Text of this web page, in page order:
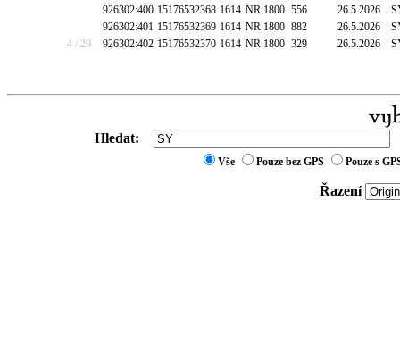
926302:400 15176532368 1614 NR 1800 556 26.5.2026
926302:401 15176532369 1614 NR 1800 882 26.5.2026
4 / 29
926302:402 15176532370 1614 NR 1800 329 26.5.2026
Hledat:
Vše Pouze bez GPS Pouze s
Řazení